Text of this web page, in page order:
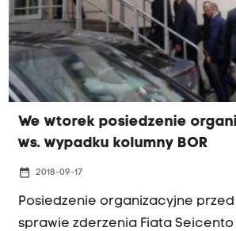
Rafał Babiński.
We wtorek posiedzenie
ws. wypadku kolumny BOR
date_range 2018-09-17
Posiedzenie organizacyjne
sprawie zderzenia Fiata Seicento